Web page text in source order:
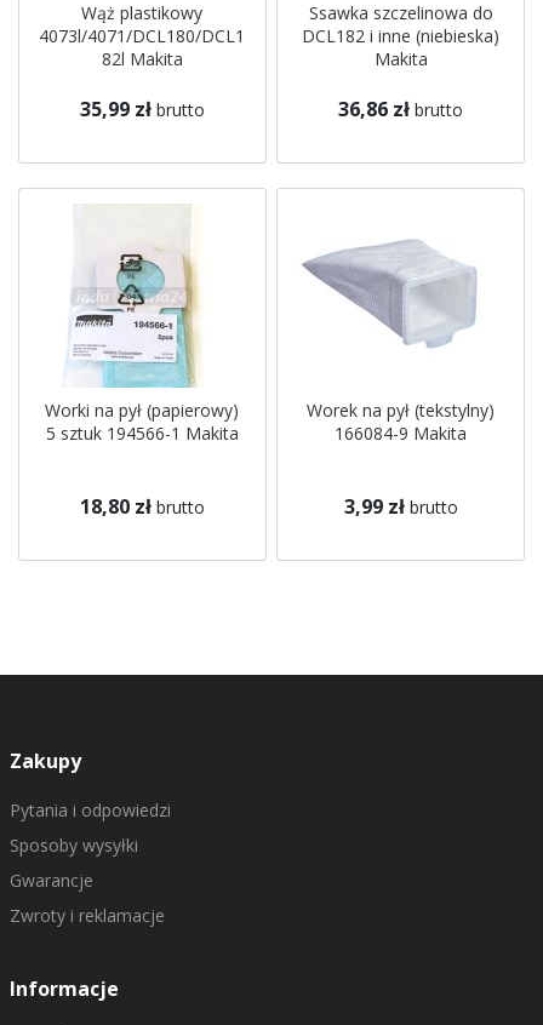
Wąż plastikowy
4073l/4071/DCL180/DCL1
82l Makita
35,99 zł brutto
Ssawka szczelinowa do
DCL182 i inne (niebieska)
Makita
36,86 zł brutto
Worki na pył (papierowy)
5 sztuk 194566-1 Makita
18,80 zł brutto
Worek na pył (tekstylny)
166084-9 Makita
3,99 zł brutto
Zakupy
Pytania i odpowiedzi
Sposoby wysyłki
Gwarancje
Zwroty i reklamacje
Informacje